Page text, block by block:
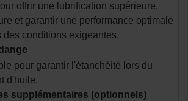
offrir une lubrification supérieure,
et garantir une performance optimale
des conditions exigeantes.
pour garantir l'étanchéité lors du
d'huile.
supplémentaires (optionnels)